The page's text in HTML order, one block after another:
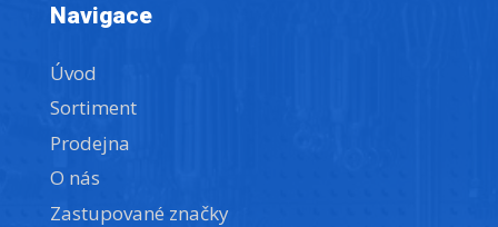
Navigace
Úvod
Sortiment
Prodejna
O nás
Zastupované značky